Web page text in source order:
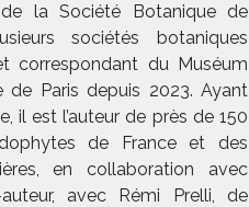
la Société Botanique de
sociétés botaniques
correspondant du Muséum
de Paris depuis 2023. Ayant
il est l’auteur de près de 150
de France et des
en collaboration avec
avec Rémi Prelli, de